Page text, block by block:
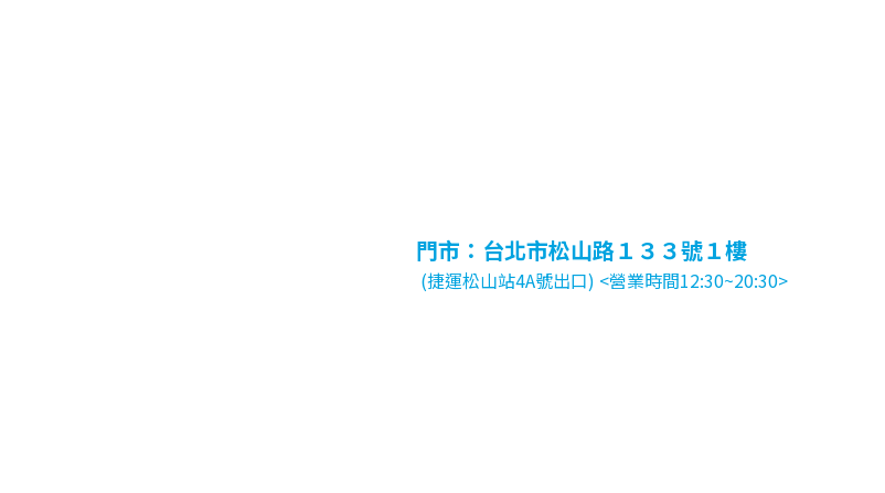
門市：台北市松山路１３３號１樓
(捷運松山站4A號出口) <營業時間12:30~20:30>